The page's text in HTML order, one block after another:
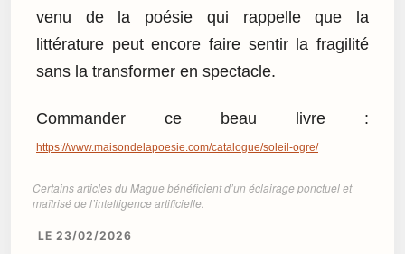
venu de la poésie qui rappelle que la
littérature peut encore faire sentir la fragilité
sans la transformer en spectacle.
Commander ce beau livre :
https://www.maisondelapoesie.com/catalogue/soleil-ogre/
Certains articles du Mague bénéficient d’un éclairage ponctuel et
maîtrisé de l’intelligence artificielle.
LE 23/02/2026